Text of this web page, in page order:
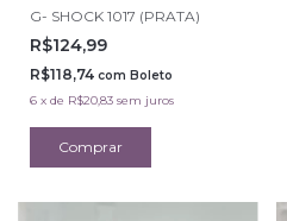
G- SHOCK 1017 (PRATA)
R$124,99
R$118,74 com Boleto
6 x de R$20,83 sem juros